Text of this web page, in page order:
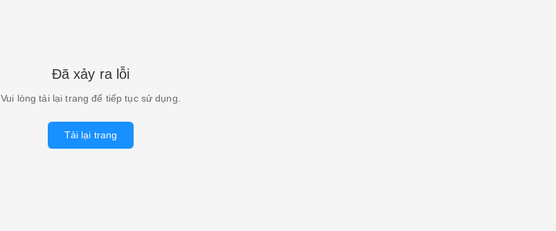
Đã xảy ra lỗi
Vui lòng tải lại trang để tiếp tục sử dụng.
Tải lại trang